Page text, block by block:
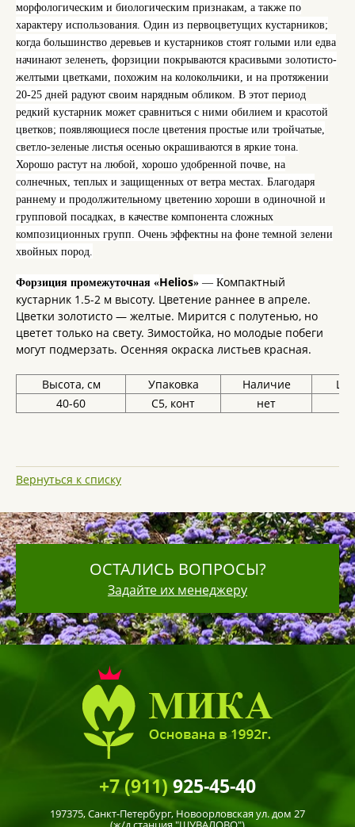
морфологическим и биологическим признакам, а также по
характеру использования. Один из первоцветущих кустарников;
когда большинство деревьев и кустарников стоят голыми или едва
начинают зеленеть, форзиции покрываются красивыми золотисто-
желтыми цветками, похожим на колокольчики, и на протяжении
20-25 дней радуют своим нарядным обликом. В этот период
редкий кустарник может сравниться с ними обилием и красотой
цветков; появляющиеся после цветения простые или тройчатые,
светло-зеленые листья осенью окрашиваются в яркие тона.
Хорошо растут на любой, хорошо удобренной почве, на
солнечных, теплых и защищенных от ветра местах. Благодаря
раннему и продолжительному цветению хороши в одиночной и
групповой посадках, в качестве компонента сложных
композиционных групп. Очень эффектны на фоне темной зелени
хвойных пород.
Форзиция промежуточная «Helios» — Компактный
кустарник 1.5-2 м высоту. Цветение раннее в апреле.
Цветки золотисто — желтые. Мирится с полутенью, но
цветет только на свету. Зимостойка, но молодые побеги
могут подмерзать. Осенняя окраска листьев красная.
Высота, см Упаковка Наличие
40-60
С5, конт нет
Вернуться к списку
ОСТАЛИСЬ ВОПРОСЫ?
Задайте их менеджеру
+7 (911)925-45-40
197375,Санкт-Петербург, Новоорловская ул. дом 27